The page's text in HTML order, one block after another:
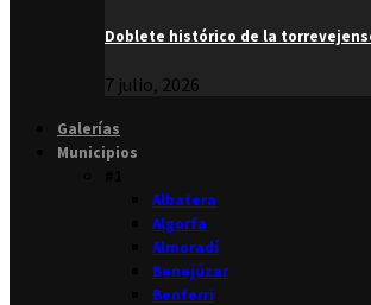
Doblete histórico de la
7 julio, 2026
Galerías
Municipios
Albatera
Algorfa
Almoradí
Benejúzar
Benferri